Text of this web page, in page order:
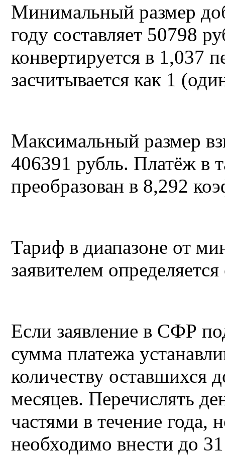
Минимальный размер
году составляет 50798
конвертируется в 1,037
засчитывается как 1
Максимальный размер
406391 рубль. Платёж в
преобразован в 8,292
Тариф в диапазоне от
заявителем
Если заявление в СФР
сумма платежа
количеству оставшихся
месяцев. Перечислять
частями в течение года,
необходимо внести до